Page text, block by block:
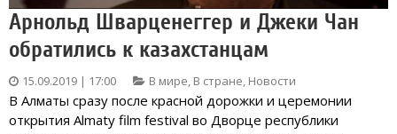
Арнольд Шварценеггер и Джеки Чан
обратились к казахстанцам
15.09.2019 | 17:00 В мире, В стране, Новости
В Алматы сразу после красной дорожки и церемонии
открытия Almaty film festival во Дворце республики